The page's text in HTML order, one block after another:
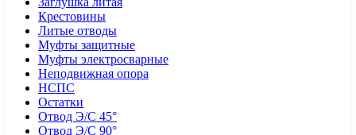
Крестовины
Литые отводы
Муфты защитные
Муфты электросварные
Неподвижная опора
НСПС
Остатки
Отвод Э/С 45°
Отвод Э/С 90°